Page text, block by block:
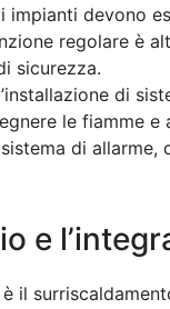
devono
regolare è
sicurezza.
di
le fiamme
di
e
il